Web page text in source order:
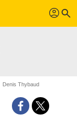
profil search
Denis Thybaud